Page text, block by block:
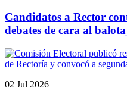
Candidatos a Rector
debates de cara al
02 Jul 2026